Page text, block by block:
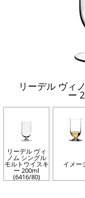
リーデル ヴィ
ー
リーデル ヴィ
ノム シングル
モルトウイスキ
ー 200ml
(6416/80)
イメー